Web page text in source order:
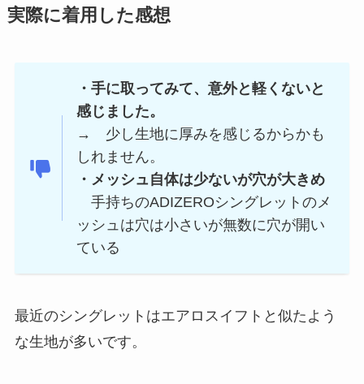
実際に着用した感想
・手に取ってみて、意外と軽くないと
感じました。
→ 少し生地に厚みを感じるからかも
しれません。
・メッシュ自体は少ないが穴が大きめ
手持ちのADIZEROシングレットのメ
ッシュは穴は小さいが無数に穴が開い
ている
最近のシングレットはエアロスイフトと似たよう
な生地が多いです。